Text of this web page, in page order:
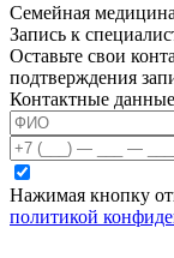
Семейная медицина
Запись к
Оставьте свои
подтверждения
Контактные данные
Нажимая кнопку
политикой